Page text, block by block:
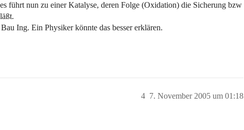
führt nun zu einer Katalyse, deren Folge (Oxidation) die Sicherung bzw
Ing. Ein Physiker könnte das besser erklären.
7. November 2005 um 01:18
4